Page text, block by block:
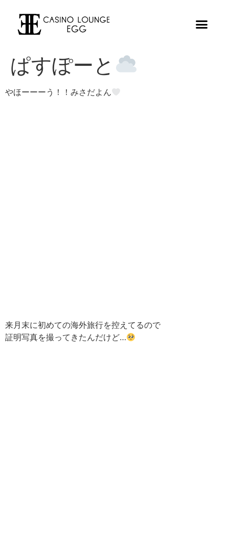
ぱすぽーと
やほーーーう！！みさだよん
来月末に初めての海外旅行を控えてるので
証明写真を撮ってきたんだけど…